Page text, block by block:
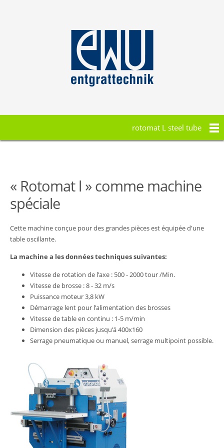
rotomat L steel tube
« Rotomat l » comme machine
spéciale
Cette machine conçue pour des grandes pièces est équipée d'une
table oscillante.
La machine a les données techniques suivantes:
Vitesse de rotation de l’axe : 500 - 2000 tour /Min.
Vitesse de brosse : 8 - 32 m/s
Puissance moteur 3,8 kW
Démarrage lent pour l’alimentation des brosses
Vitesse de table en continu : 1-5 m/min
Dimension des pièces jusqu’á 400x160
Serrage pneumatique ou manuel, serrage multipoint possible.